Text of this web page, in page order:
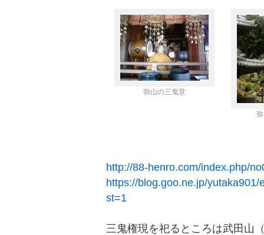
弥山の三鬼堂
http://88-henro.com/index.php/
https://blog.goo.ne.jp/
st=1
三鬼権現を祀るところは武田山